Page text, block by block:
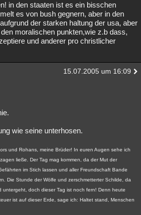
in den staaten ist es ein bisschen
es von bush gegnern, aber in den
der starken haltung der usa, aber
moralischen punkten,wie z.b dass,
und anderer pro christlicher
15.07.2005 um 16:09
wie seine unterhosen.
und Rohans, meine Brüder! In euren Augen sehe ich
ließe. Der Tag mag kommen, da der Mut der
im Stich lassen und aller Freundschaft Bande
Die Stunde der Wölfe und zerschmetterter Schilde, da
untergeht, doch dieser Tag ist noch fern! Denn heute
ist auf dieser Erde, sage ich: Haltet stand, Menschen